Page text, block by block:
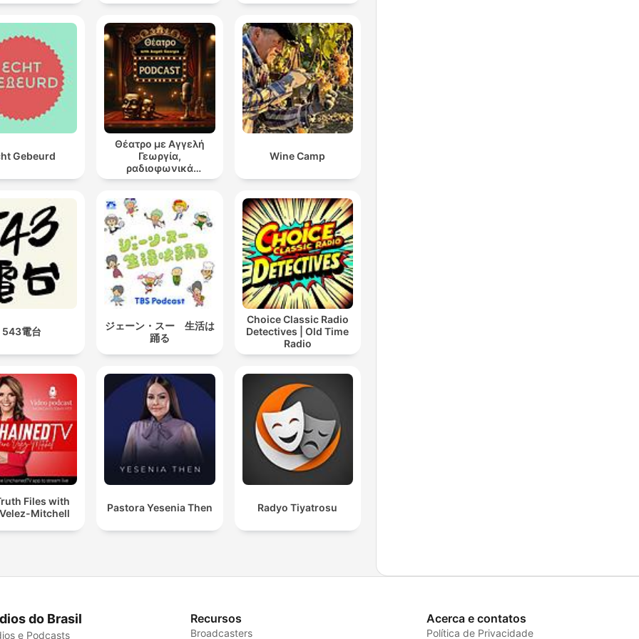
Gebeurd
Θέατρο με Αγγελή
Γεωργία,
ραδιοφωνικά
θεατρικά έργα
Wine Camp
543電台
ジェーン・スー 生活は
踊る
Choice Classic Radio
Detectives | Old Time
Radio
Files with
Mitchell
Pastora Yesenia Then Radyo Tiyatrosu
do Brasil
e Podcasts
Recursos
Broadcasters
Acerca e contatos
Política de Privacidade